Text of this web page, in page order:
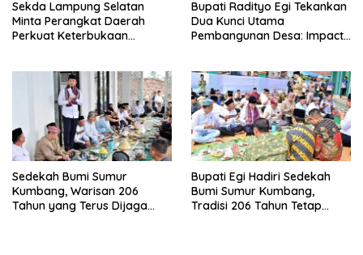
Sekda Lampung Selatan
Minta Perangkat Daerah
Perkuat Keterbukaan
Bupati Radityo Egi Tekankan
Dua Kunci Utama
Pembangunan Desa: Impact
Sedekah Bumi Sumur
Kumbang, Warisan 206
Tahun yang Terus Dijaga
Bupati Egi Hadiri Sedekah
Bumi Sumur Kumbang,
Tradisi 206 Tahun Tetap